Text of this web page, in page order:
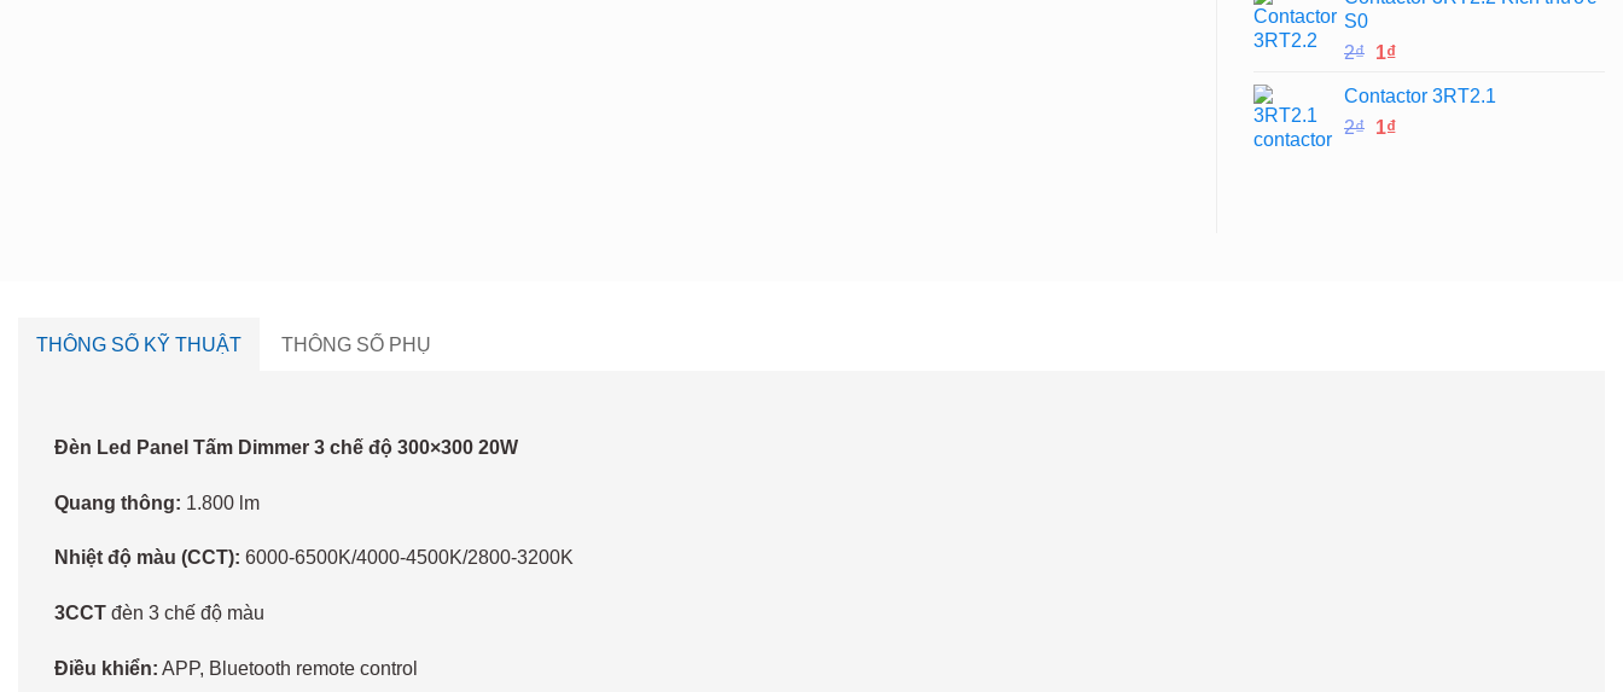
1₫.
S0
2₫ Giá
là:
2₫.
1₫Giá
tại
là:
Contactor 3RT2.1
2₫ Giá
1₫Giá
THÔNG SỐ KỸ THUẬT THÔNG SỐ PHỤ
Đèn Led Panel Tấm Dimmer 3 chế độ 300×300 20W
Quang thông: 1.800 lm
Nhiệt độ màu (CCT): 6000-6500K/4000-4500K/2800-3200K
3CCT đèn 3 chế độ màu
Điều khiển: APP, Bluetooth remote control